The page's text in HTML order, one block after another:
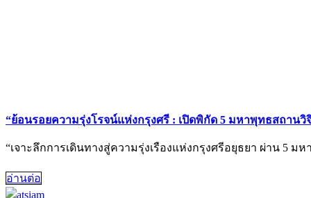
“ย้อนรอยความรุ่งโรจน์แห่งกรุงศรี : เปิดพิกัด 5 มหาพุทธสถาน
“เจาะลึกการเดินทางสู่ความรุ่งเรืองแห่งกรุงศรีอยุธยา ผ่าน
อ่านต่อ